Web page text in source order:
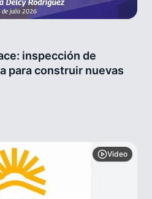
inspección de
para construir nuevas
Video